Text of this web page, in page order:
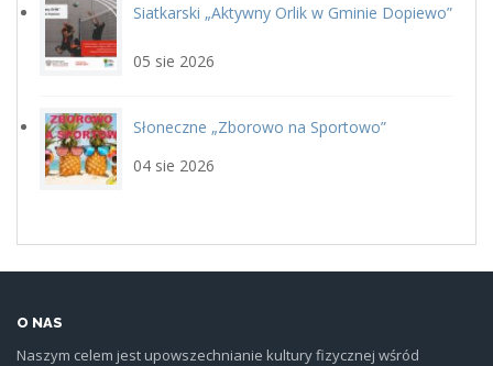
siatka_poziom.jpg
Siatkarski „Aktywny Orlik w Gminie Dopiewo”
05 sie 2026
Słoneczne „Zborowo na Sportowo”
04 sie 2026
O NAS
Naszym celem jest upowszechnianie kultury fizycznej wśród